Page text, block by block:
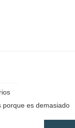
porque es demasiado